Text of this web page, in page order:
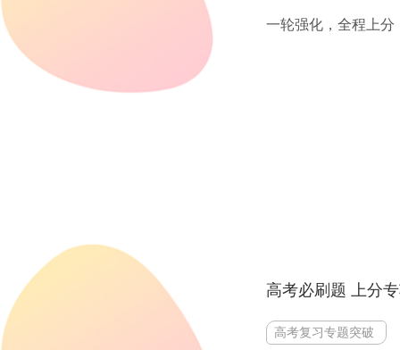
一轮强化，全程上分
高考必刷题 上分
高考复习专题突破